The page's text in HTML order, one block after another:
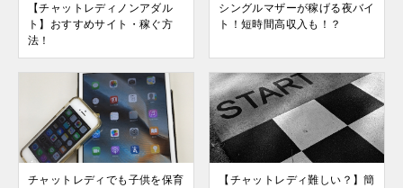
【チャットレディノンアダル
ト】おすすめサイト・稼ぐ方
法！
シングルマザーが稼げる夜バイ
ト！短時間高収入も！？
チャットレディでも子供を保育
【チャットレディ難しい？】簡